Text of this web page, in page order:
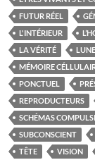
FUTUR RÉEL
L'INTÉRIEUR
LA VÉRITÉ
MÉMOIRE
PONCTUEL
REPRODUCTEURS
SCHÉMAS
SUBCONSCIENT
TÊTE
VISION